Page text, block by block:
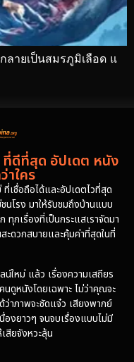
ลายเป็นสมรภูมิเลือด แ
ดีที่สุด อัปเดต หนัง
าใคร
เชื่อถือได้และอัปเดตไวที่สุด
นโรง มาให้รับชมถึงบ้านแบบ
ทุกเรื่องที่เป็นกระแสเราจัดมา
ะดวกสบายและคุ้มค่าที่สุดในที่
น์ใหม่ แล้ว เรื่องความเสถียร
ดูหนังโดยเฉพาะ ไม่ว่าคุณจะ
ว่าภาพจะชัดแจ๋ว เสียงพากย์
องยาวๆ จนจบเรื่องแบบไม่มี
สียจังหวะลุ้น